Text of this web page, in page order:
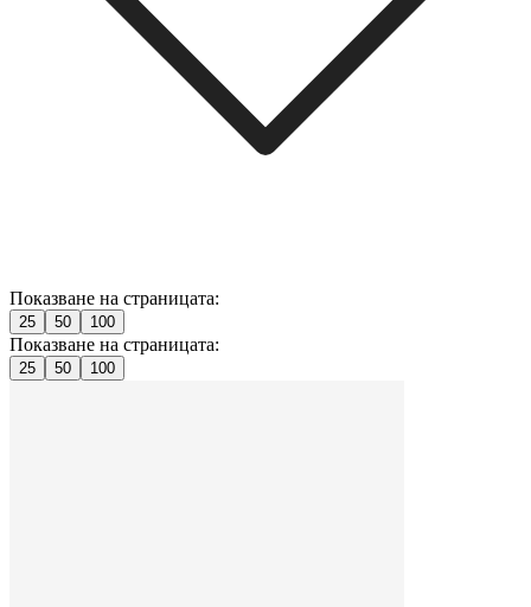
Показване на страницата:
25 50 100
Показване на страницата:
25 50 100